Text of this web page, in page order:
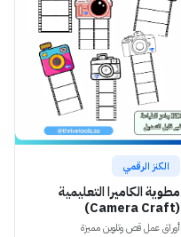
الكنز الرقمي
مطوية الكاميرا التعليمية
(Camera Craft)
أوراق عمل قص وتلوين مميزة